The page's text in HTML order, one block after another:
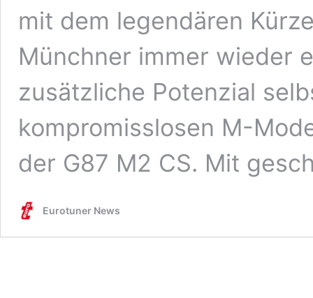
mit dem legendären
Münchner immer wieder
zusätzliche Potenzial
kompromisslosen M-
der G87 M2 CS. Mit
Eurotuner News